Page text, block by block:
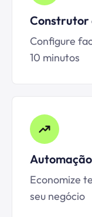
Construtor
Configure
10 minutos
Economize
seu negócio